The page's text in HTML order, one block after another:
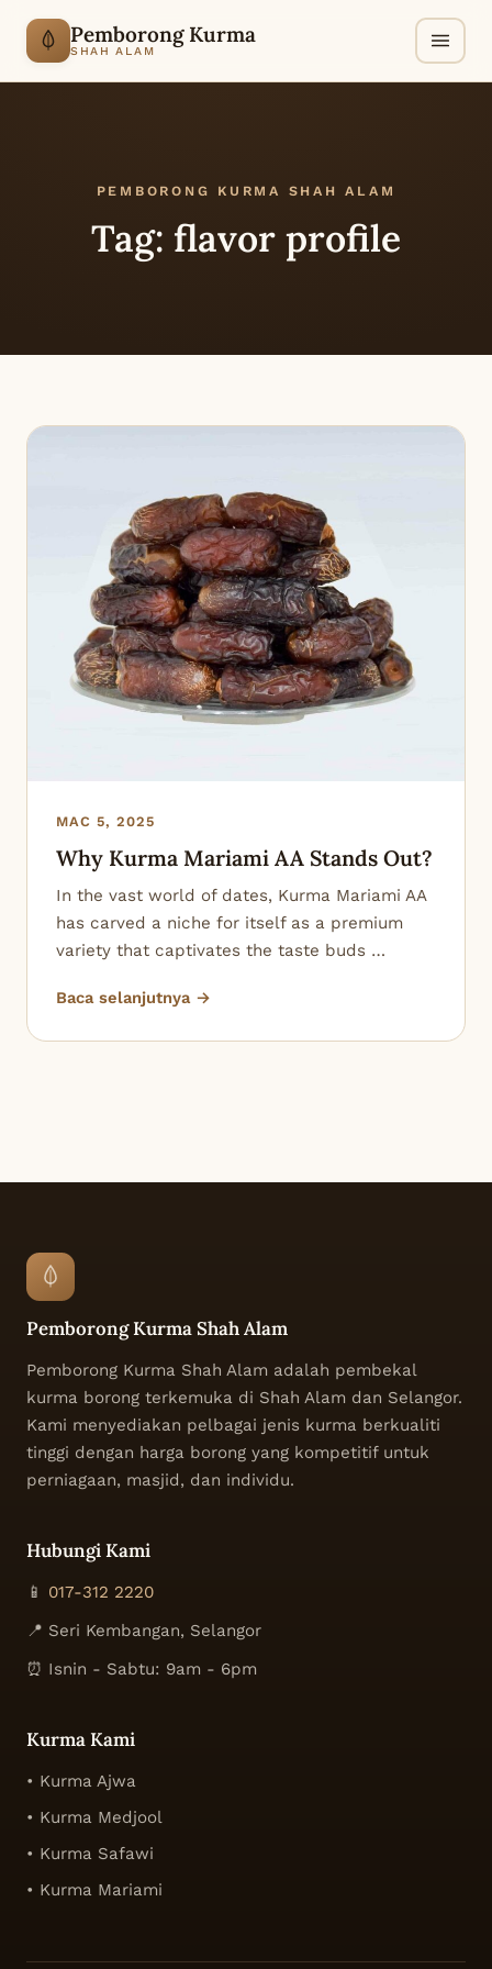
Pemborong Kurma
SHAH ALAM
PEMBORONG KURMA SHAH ALAM
Tag: flavor profile
MAC 5, 2025
Why Kurma Mariami AA Stands Out?
In the vast world of dates, Kurma Mariami AA
has carved a niche for itself as a premium
variety that captivates the taste buds …
Baca selanjutnya →
Pemborong Kurma Shah Alam
Pemborong Kurma Shah Alam adalah pembekal
kurma borong terkemuka di Shah Alam dan Selangor.
Kami menyediakan pelbagai jenis kurma berkualiti
tinggi dengan harga borong yang kompetitif untuk
perniagaan, masjid, dan individu.
Hubungi Kami
📱 017-312 2220
📍 Seri Kembangan, Selangor
⏰ Isnin - Sabtu: 9am - 6pm
Kurma Kami
• Kurma Ajwa
• Kurma Medjool
• Kurma Safawi
• Kurma Mariami